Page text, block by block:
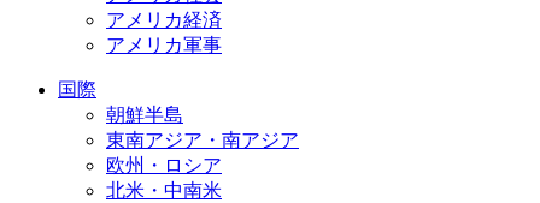
アメリカ経済
アメリカ軍事
国際
朝鮮半島
東南アジア・南アジア
欧州・ロシア
北米・中南米